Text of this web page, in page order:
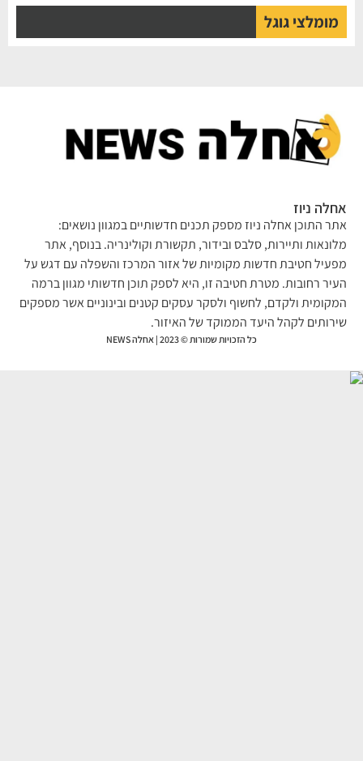
מומלצי גוגל
ניוז
התוכן אחלה ניוז מספק תכנים חדשותיים במגוון נושאים:
ותיירות, סלבס ובידור, תקשורת וקולינריה. בנוסף, אתר
חטיבת חדשות מקומיות של אזור המרכז והשפלה עם דגש על
רחובות. מטרת חטיבה זו, היא לספק תוכן חדשותי מגוון ברמה
ולקדם, לחשוף ולסקר עסקים קטנים ובינוניים אשר מספקים
לקהל היעד הממוקד של האיזור.
כל הזכויות שמורות © 2023 | אחלה NEWS